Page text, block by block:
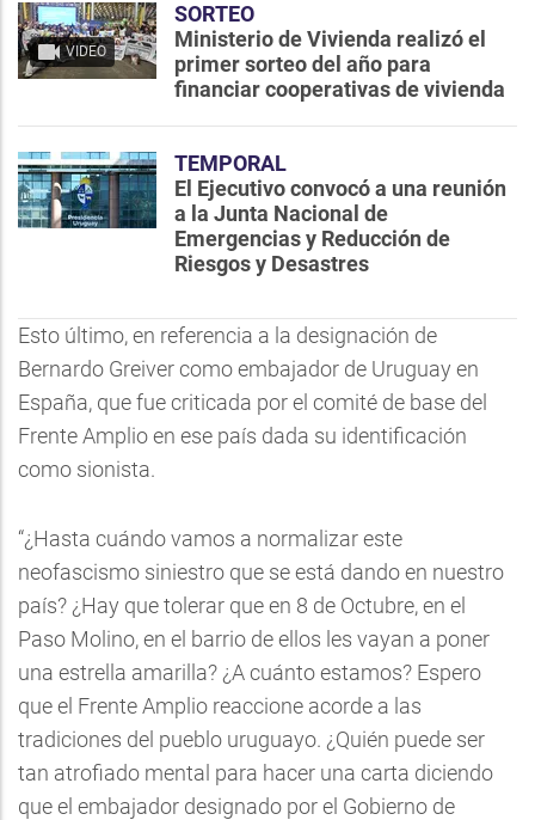
VIDEO
SORTEO
Ministerio de Vivienda realizó el
primer sorteo del año para
financiar cooperativas de vivienda
TEMPORAL
El Ejecutivo convocó a una reunión
a la Junta Nacional de
Emergencias y Reducción de
Riesgos y Desastres
Esto último, en referencia a la designación de
Bernardo Greiver como embajador de Uruguay en
España, que fue criticada por el comité de base del
Frente Amplio en ese país dada su identificación
como sionista.
“¿Hasta cuándo vamos a normalizar este
neofascismo siniestro que se está dando en nuestro
país? ¿Hay que tolerar que en 8 de Octubre, en el
Paso Molino, en el barrio de ellos les vayan a poner
una estrella amarilla? ¿A cuánto estamos? Espero
que el Frente Amplio reaccione acorde a las
tradiciones del pueblo uruguayo. ¿Quién puede ser
tan atrofiado mental para hacer una carta diciendo
que el embajador designado por el Gobierno de